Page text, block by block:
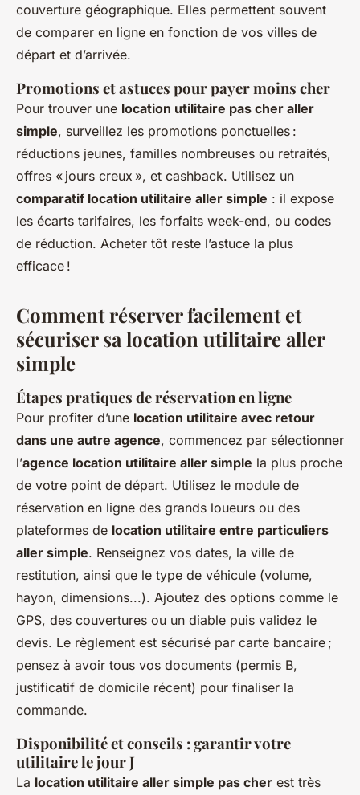
couverture géographique. Elles permettent souvent
de comparer en ligne en fonction de vos villes de
départ et d’arrivée.
Promotions et astuces pour payer moins cher
Pour trouver une location utilitaire pas cher aller
simple, surveillez les promotions ponctuelles :
réductions jeunes, familles nombreuses ou retraités,
offres « jours creux », et cashback. Utilisez un
comparatif location utilitaire aller simple : il expose
les écarts tarifaires, les forfaits week-end, ou codes
de réduction. Acheter tôt reste l’astuce la plus
efficace !
Comment réserver facilement et
sécuriser sa location utilitaire aller
simple
Étapes pratiques de réservation en ligne
Pour profiter d’une location utilitaire avec retour
dans une autre agence, commencez par sélectionner
l’agence location utilitaire aller simple la plus proche
de votre point de départ. Utilisez le module de
réservation en ligne des grands loueurs ou des
plateformes de location utilitaire entre particuliers
aller simple. Renseignez vos dates, la ville de
restitution, ainsi que le type de véhicule (volume,
hayon, dimensions...). Ajoutez des options comme le
GPS, des couvertures ou un diable puis validez le
devis. Le règlement est sécurisé par carte bancaire ;
pensez à avoir tous vos documents (permis B,
justificatif de domicile récent) pour finaliser la
commande.
Disponibilité et conseils : garantir votre
utilitaire le jour J
La location utilitaire aller simple pas cher est très